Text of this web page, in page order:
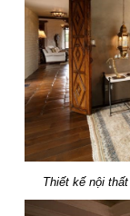
Thiết kế nội